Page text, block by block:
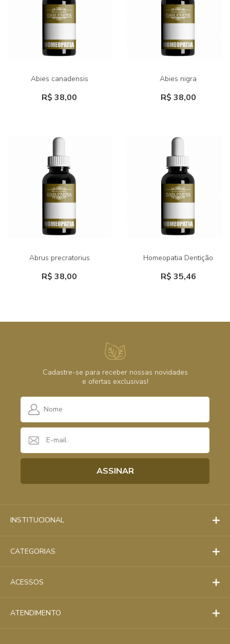
Abies canadensis
R$ 38,00
Abies nigra
R$ 38,00
Abrus precratorius
R$ 38,00
Homeopatia Dentição
R$ 35,46
Cadastre-se para receber nossas novidades
e ofertas exclusivas!
INSTITUCIONAL
CATEGORIAS
ACESSOS
ATENDIMENTO